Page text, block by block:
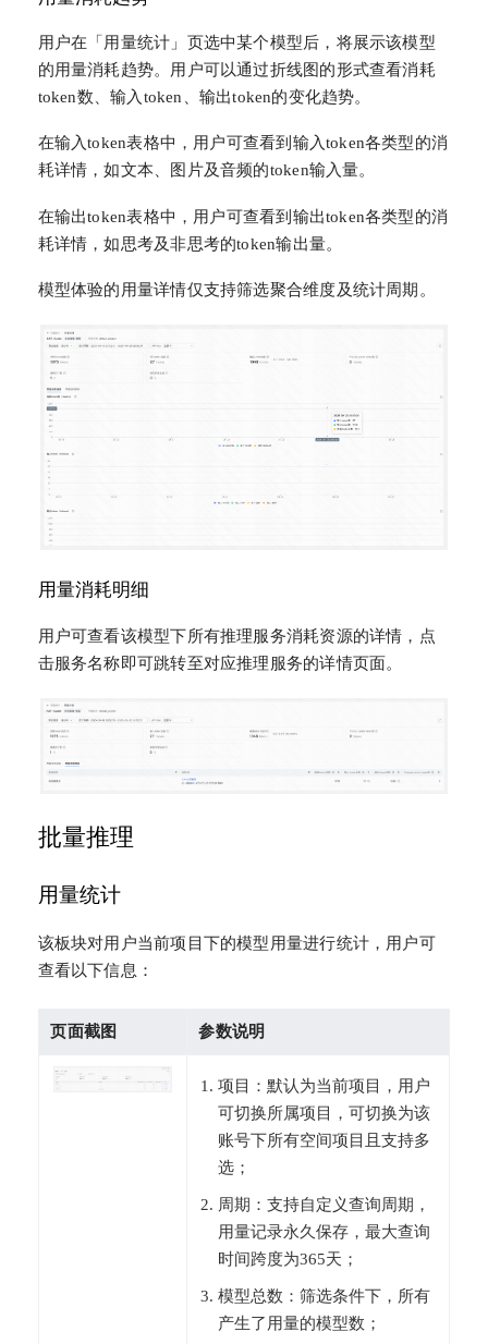
用户在「用量统计」页选中某个模型后，将展示该模型
的用量消耗趋势。用户可以通过折线图的形式查看消耗
token数、输入token、输出token的变化趋势。
在输入token表格中，用户可查看到输入token各类型的消
耗详情，如文本、图片及音频的token输入量。
在输出token表格中，用户可查看到输出token各类型的消
耗详情，如思考及非思考的token输出量。
模型体验的用量详情仅支持筛选聚合维度及统计周期。
用量消耗明细
用户可查看该模型下所有推理服务消耗资源的详情，点
击服务名称即可跳转至对应推理服务的详情页面。
批量推理
用量统计
该板块对用户当前项目下的模型用量进行统计，用户可
查看以下信息：
页面截图 参数说明
项目：默认为当前项目，用户
可切换所属项目，可切换为该
账号下所有空间项目且支持多
选；
周期：支持自定义查询周期，
用量记录永久保存，最大查询
时间跨度为365天；
模型总数：筛选条件下，所有
产生了用量的模型数；